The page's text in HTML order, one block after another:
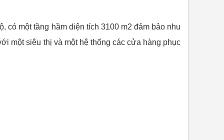
có một tầng hầm diện tích 3100 m2 đảm bảo nhu
một siêu thị và một hệ thống các cửa hàng phục